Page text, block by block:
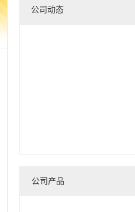
公司动态
公司产品